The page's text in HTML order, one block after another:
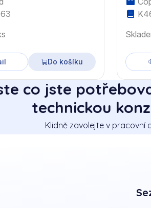
Do košíku
co jste
technickou
Klidně zavolejte v pracovní